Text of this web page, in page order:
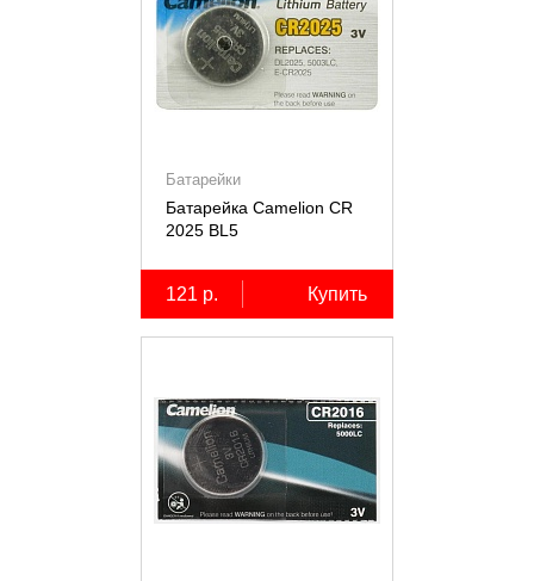
Батарейки
Батарейка Camelion CR
2025 BL5
121 р. Купить